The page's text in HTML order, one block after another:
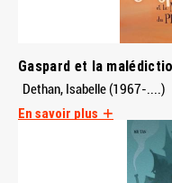
Gaspard et la
Dethan, Isabelle (1967-....)
En savoir plus